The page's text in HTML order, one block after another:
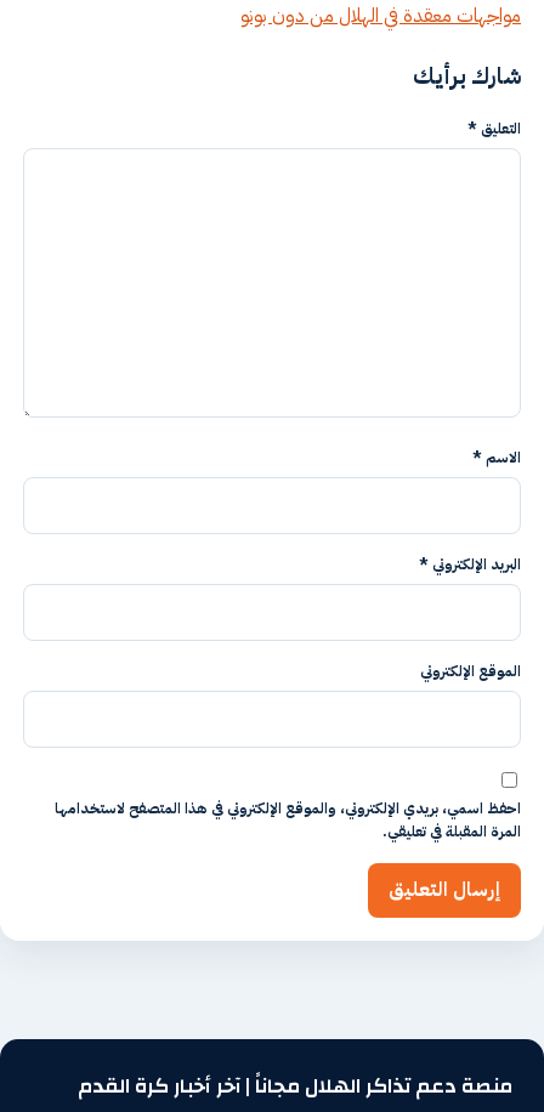
مواجهات معقدة في الهلال من دون بونو
شارك برأيك
التعليق*
الاسم*
البريد الإلكتروني*
الموقع الإلكتروني
احفظ اسمي، بريدي الإلكتروني، والموقع الإلكتروني في هذا المتصفح لاستخدامها
المرة المقبلة في تعليقي.
منصة دعم تذاكر الهلال مجاناً | آخر أخبار كرة القدم